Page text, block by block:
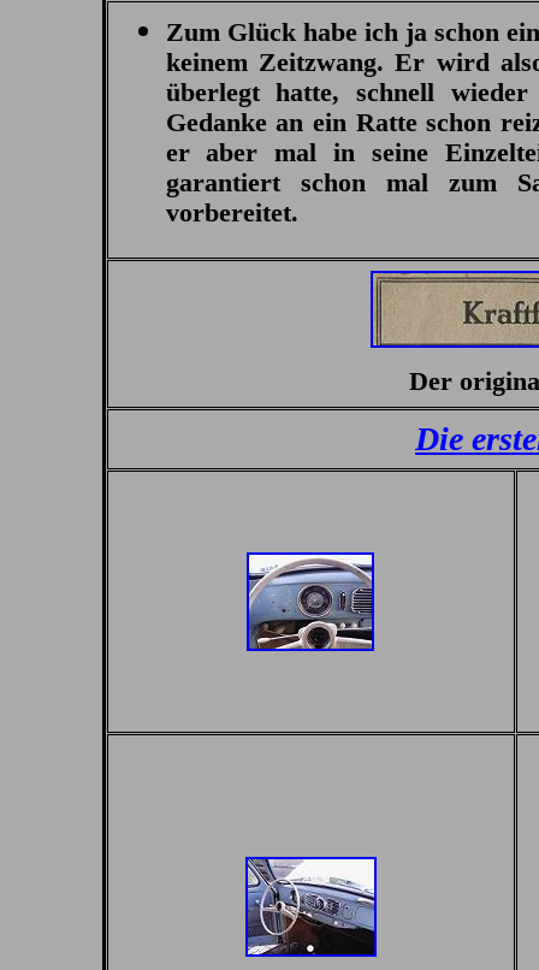
Zum Glück habe ich ja schon
keinem Zeitzwang. Er wird
überlegt hatte, schnell
Gedanke an ein Ratte schon
er aber mal in seine
garantiert schon mal zum
vorbereitet.
Der
Die